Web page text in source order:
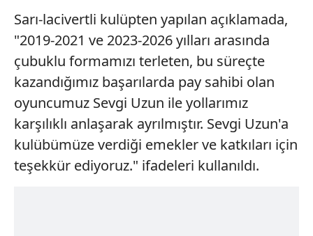
Sarı-lacivertli kulüpten yapılan açıklamada,
"2019-2021 ve 2023-2026 yılları arasında
çubuklu formamızı terleten, bu süreçte
kazandığımız başarılarda pay sahibi olan
oyuncumuz Sevgi Uzun ile yollarımız
karşılıklı anlaşarak ayrılmıştır. Sevgi Uzun'a
kulübümüze verdiği emekler ve katkıları için
teşekkür ediyoruz." ifadeleri kullanıldı.